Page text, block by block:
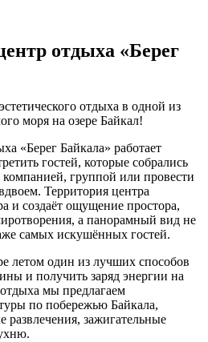
отдыха «Берег
отдыха в одной из
моря на озере Байкал!
«Берег Байкала» работает
гостей, которые собрались
группой или провести
Территория центра
и создаёт ощущение простора,
а панорамный вид не
самых искушённых гостей.
летом один из лучших способов
и получить заряд энергии на
мы предлагаем
по побережью Байкала,
зажигательные